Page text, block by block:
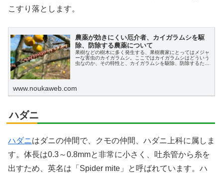
こすり落とします。
農薬が効きにくい厄介者、カイガラムシを駆
除、防除する農薬について
果樹などの樹木に多く発生する、果樹農家にとってはメジャ
ーな害虫のカイガラムシ。ここではカイガラムシはどういう
虫なのか、その特性と、カイガラムシを駆除、防除するため
www.noukaweb.com
ハダニ
ハダニはダニの仲間で、クモの仲間、ハダニ上科に属しま
す。体長は0.3～0.8mmと非常に小さく、吐糸管から糸を
出すため、英名は「Spider mite」と呼ばれています。ハ